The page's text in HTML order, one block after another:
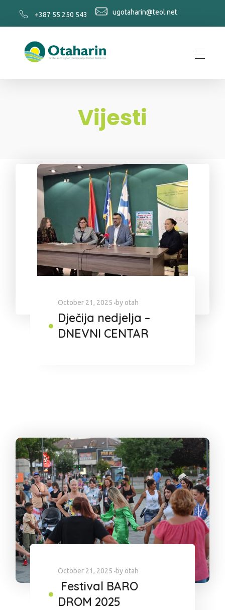
+387 55 250 543 ugotaharin@teol.net
Vijesti
October 21, 2025 by otah
Dječija nedjelja –
DNEVNI CENTAR
October 21, 2025 by otah
Festival BARO
DROM 2025